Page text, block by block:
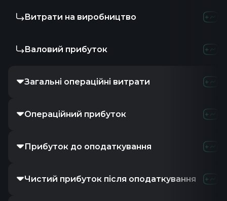
Витрати на виробництво
Валовий прибуток
Загальні операційні витрати
Операційний прибуток
Прибуток до оподаткування
Чистий прибуток після оподаткування